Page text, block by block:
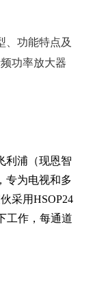
、功能特点及
功率放大器
利浦（现恩智
专为电视和多
采用HSOP24
工作，每通道